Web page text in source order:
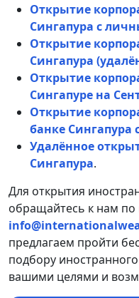
Открытие
Сингапура с
Открытие
Сингапура
Открытие
Сингапуре на
Открытие
банке
Удалённое
Сингапура.
Для открытия
обращайтесь к нам по
предлагаем пройти
подбору
вашими целями и